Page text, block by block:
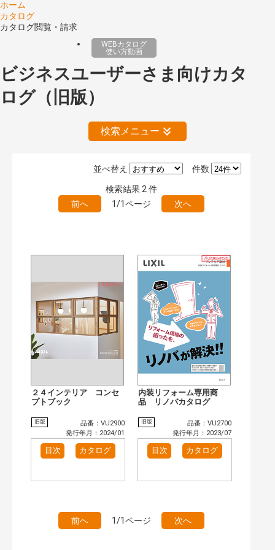
ホーム
カタログ
カタログ閲覧・請求
WEBカタログ
使い方動画
ビジネスユーザーさま向けカタ
ログ（旧版）
検索メニュー
絞り込みの解除
キーワード検索（あいまい）
おすすめハッシュタグ
まずはここから（1）
施工イメージ・アイデア集（1）
リフォームおすすめ（2）
カテゴリー
玄関ドア・引戸（5）
インテリア建材（2）
キッチン（4）
浴室（6）
洗面化粧室（1）
発行年で検索
終了年:
件数
並べ替え
検索結果 2 件
前へ
1/1ページ 次へ
２４インテリア コンセ
プトブック
旧版
品番：VU2900
発行年月：2024/01
目次 カタログ
内装リフォーム専用商
品 リノバカタログ
旧版
品番：VU2700
発行年月：2023/07
目次 カタログ
前へ 1/1ページ 次へ